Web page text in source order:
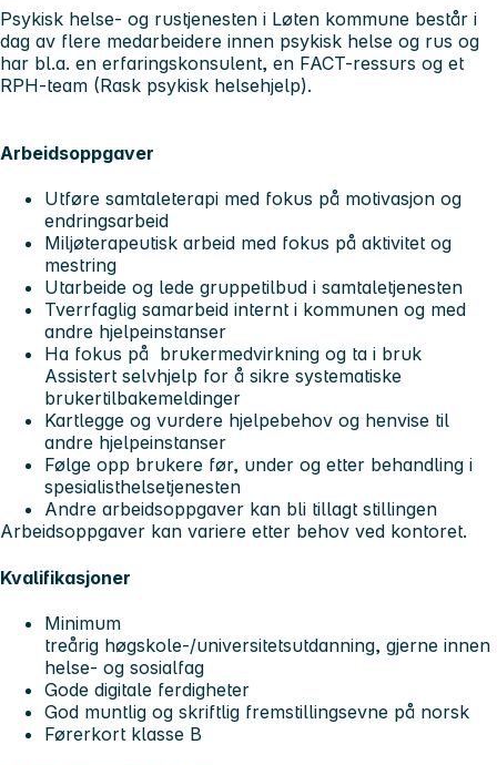
Psykisk helse- og rustjenesten i Løten kommune består i
dag av flere medarbeidere innen psykisk helse og rus og
har bl.a. en erfaringskonsulent, en FACT-ressurs og et
RPH-team (Rask psykisk helsehjelp).
Arbeidsoppgaver
Utføre samtaleterapi med fokus på motivasjon og
endringsarbeid
Miljøterapeutisk arbeid med fokus på aktivitet og
mestring
Utarbeide og lede gruppetilbud i samtaletjenesten
Tverrfaglig samarbeid internt i kommunen og med
andre hjelpeinstanser
Ha fokus på brukermedvirkning og ta i bruk
Assistert selvhjelp for å sikre systematiske
brukertilbakemeldinger
Kartlegge og vurdere hjelpebehov og henvise til
andre hjelpeinstanser
Følge opp brukere før, under og etter behandling i
spesialisthelsetjenesten
Andre arbeidsoppgaver kan bli tillagt stillingen
Arbeidsoppgaver kan variere etter behov ved kontoret.
Kvalifikasjoner
Minimum
treårig høgskole-/universitetsutdanning, gjerne innen
helse- og sosialfag
Gode digitale ferdigheter
God muntlig og skriftlig fremstillingsevne på norsk
Førerkort klasse B